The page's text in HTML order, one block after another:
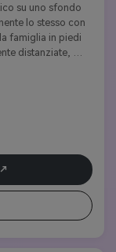
professionale
e senza
su uno sfondo
lo stesso con
famiglia in piedi
distanziate,
naturali per
e neutro
e di classe.